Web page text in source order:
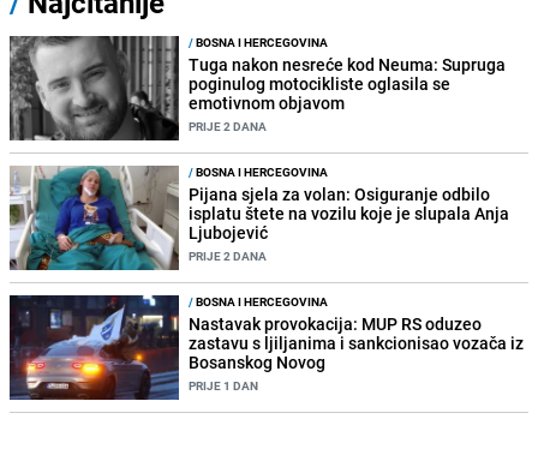
/BOSNA I HERCEGOVINA
Tuga nakon nesreće kod Neuma: Supruga
poginulog motocikliste oglasila se
emotivnom objavom
PRIJE 2 DANA
/BOSNA I HERCEGOVINA
Pijana sjela za volan: Osiguranje odbilo
isplatu štete na vozilu koje je slupala Anja
Ljubojević
PRIJE 2 DANA
/BOSNA I HERCEGOVINA
Nastavak provokacija: MUP RS oduzeo
zastavu s ljiljanima i sankcionisao vozača iz
Bosanskog Novog
PRIJE 1 DAN